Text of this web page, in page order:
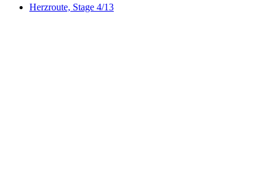
Herzroute, Stage 4/13